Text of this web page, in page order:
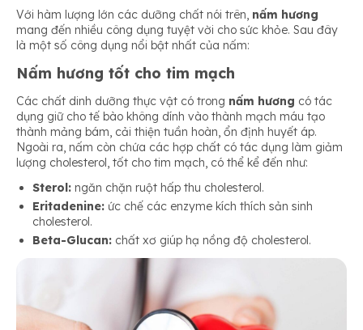
Với hàm lượng lớn các dưỡng chất nói trên, nấm hương
mang đến nhiều công dụng tuyệt vời cho sức khỏe. Sau đây
là một số công dụng nổi bật nhất của nấm:
Nấm hương tốt cho tim mạch
Các chất dinh dưỡng thực vật có trong nấm hương có tác
dụng giữ cho tế bào không dính vào thành mạch máu tạo
thành mảng bám, cải thiện tuần hoàn, ổn định huyết áp.
Ngoài ra, nấm còn chứa các hợp chất có tác dụng làm giảm
lượng cholesterol, tốt cho tim mạch, có thể kể đến như:
Sterol: ngăn chặn ruột hấp thu cholesterol.
Eritadenine: ức chế các enzyme kích thích sản sinh
cholesterol.
Beta-Glucan: chất xơ giúp hạ nồng độ cholesterol.